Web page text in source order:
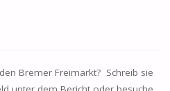
Bremer Freimarkt? Schreib sie